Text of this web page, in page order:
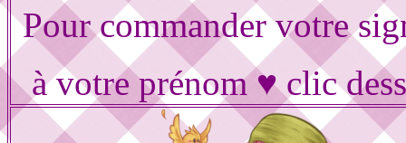
Pour commander votre
à votre prénom ♥ clic